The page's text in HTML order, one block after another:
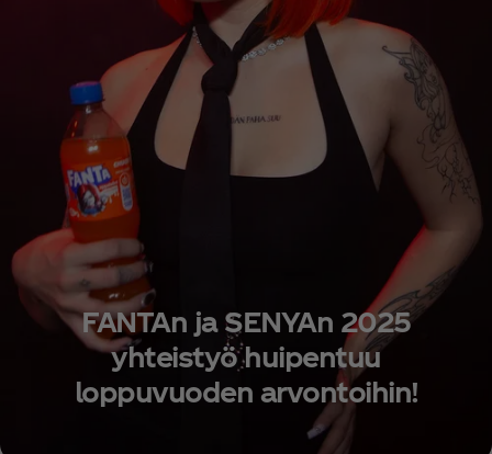
FANTAn ja SENYAn 2025
yhteistyö huipentuu
loppuvuoden arvontoihin!